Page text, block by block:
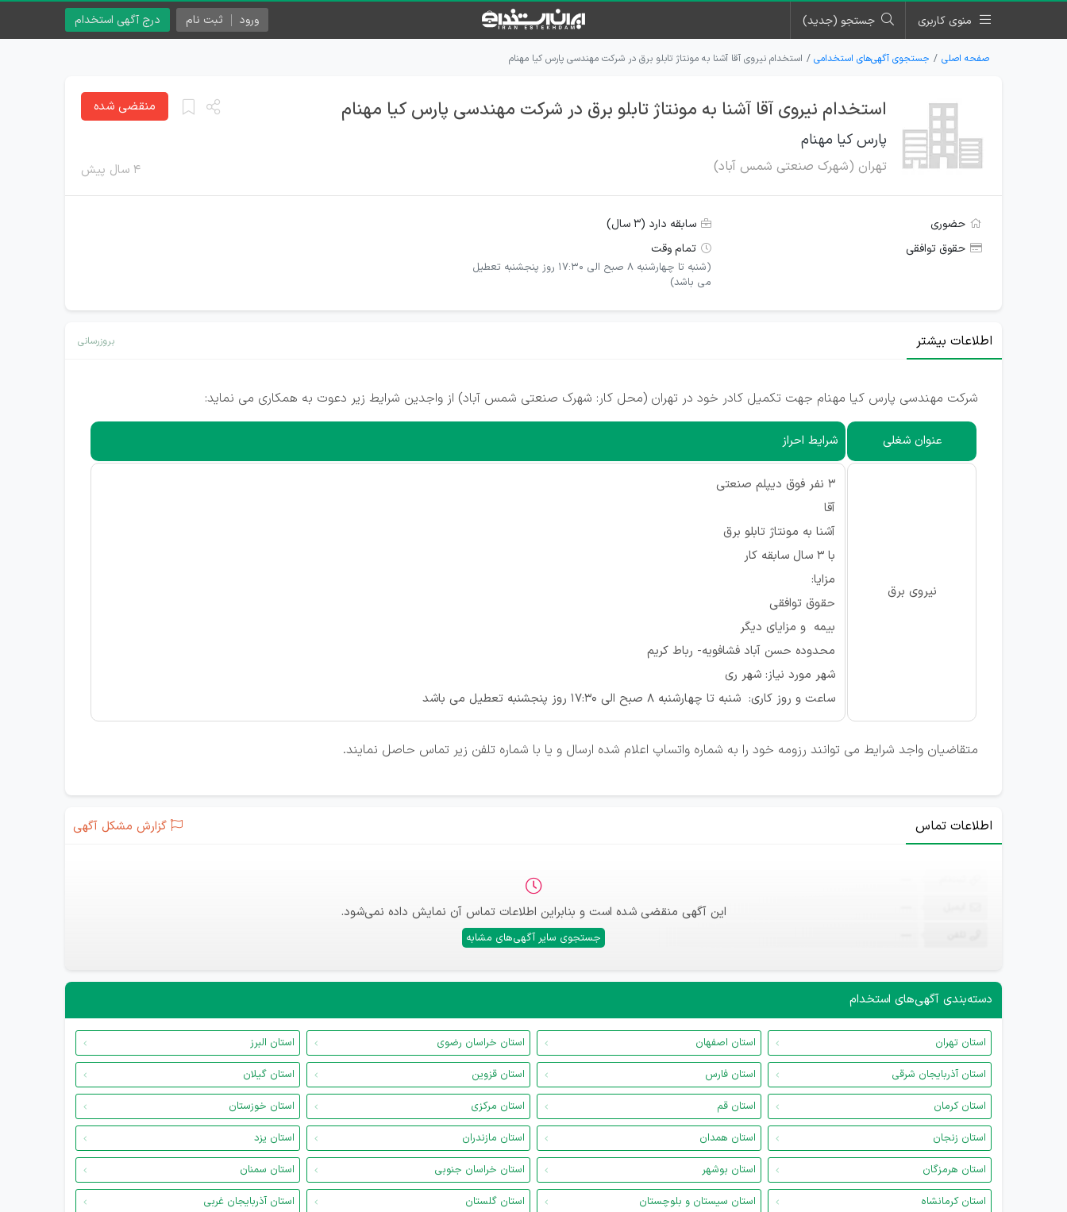
منوی کاربری جستجو (جدید) درج آگهی استخدام ورود ثبت نام
صفحه اصلی جستجوی آگهی‌های استخدامی استخدام نیروی آقا آشنا به مونتاژ تابلو برق در شرکت مهندسی پارس کیا مهنام
استخدام نیروی آقا آشنا به مونتاژ تابلو برق در شرکت مهندسی پارس کیا مهنام
پارس کیا مهنام
تهران (شهرک صنعتی شمس آباد) ۴ سال پیش
منقضی شده
حضوری
سابقه دارد (۳ سال)
حقوق توافقی
تمام وقت
(شنبه تا چهارشنبه 8 صبح الی 17:30 روز پنجشنبه تعطیل
می باشد)
اطلاعات بیشتر بروزرسانی
شرکت مهندسی پارس کیا مهنام جهت تکمیل کادر خود در تهران (محل کار: شهرک صنعتی شمس آباد) از واجدین شرایط زیر دعوت به همکاری می نماید:
عنوان شغلی شرایط احراز
نیروی برق
3 نفر فوق دیپلم صنعتی
آقا
آشنا به مونتاژ تابلو برق
با 3 سال سابقه کار
مزایا:
حقوق توافقی
بیمه و مزایای دیگر
محدوده حسن آباد فشافویه- رباط کریم
شهر مورد نیاز: شهر ری
ساعت و روز کاری: شنبه تا چهارشنبه 8 صبح الی 17:30 روز پنجشنبه تعطیل می باشد
متقاضیان واجد شرایط می توانند رزومه خود را به شماره واتساپ اعلام شده ارسال و یا با شماره تلفن زیر تماس حاصل نمایند.
اطلاعات تماس گزارش مشکل آگهی
این آگهی منقضی شده است و بنابراین اطلاعات تماس آن نمایش داده نمی‌شود.
جستجوی سایر آگهی‌های مشابه
دسته‌بندی آگهی‌های استخدام
استان تهران استان اصفهان استان خراسان رضوی
استان البرز
استان آذربایجان شرقی
استان فارس استان قزوین
استان گیلان
استان کرمان
استان قم استان مرکزی
استان خوزستان
استان زنجان
استان همدان استان مازندران
استان یزد
استان هرمزگان
استان بوشهر استان خراسان جنوبی
استان سمنان
استان کرمانشاه
استان سیستان و بلوچستان استان گلستان
استان آذربایجان غربی